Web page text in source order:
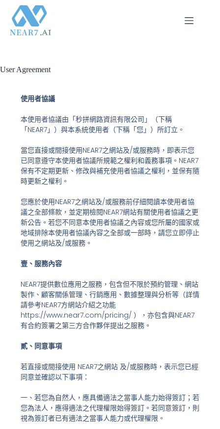
User Agreement
使用者協議
本使用者協議由「秒拼網路資訊有限公司」（下稱
「NEAR7」）與本系統使用者（下稱「您」）所訂立。
當您直接或間接使用NEAR7之網站及/或服務時，即表示您
已同意遵守本使用者協議所規範之權利和義務事項。NEAR7
保有不定期更新、修改與補充使用者協議之權利，並保有隨
時更新之權利。
您應於使用NEAR7之網站及/或服務前仔細閱讀本使用者協
議之全部條款，並定期檢閱NEAR7網站有關使用者協議之更
新公告。若您不同意本使用者協議之內容或您所屬的國家或
地域排除本使用者協議內容之全部或一部時，請您立即停止
使用之網站及/或服務。
壹、服務內容
NEAR7提供數位應用之服務，包含但不限於預約管理、網站
製作、顧客關係管理、行銷應用、數據整理與分析等（詳情
請參考NEAR7方網站介紹之功能
https://www.near7.com/pricing/ ），亦包含與NEAR7
有合約簽署之第三方合作夥伴提出之服務。
貳、同意事項
若直接或間接使用 NEAR7之網站 及/或服務時，表示您已經
同意並確認以下事項：
一、若您為自然人，應具備適法之當事人能力始得簽訂；若
您為法人，應得適法之代理權限始得簽訂。若同意簽訂，則
視為簽訂者已有適法之當事人能力或代理權限。